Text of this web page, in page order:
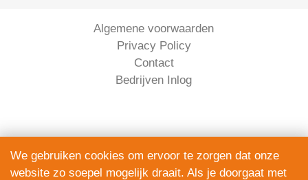
Algemene voorwaarden
Privacy Policy
Contact
Bedrijven Inlog
We gebruiken cookies om ervoor te zorgen dat onze
website zo soepel mogelijk draait. Als je doorgaat met